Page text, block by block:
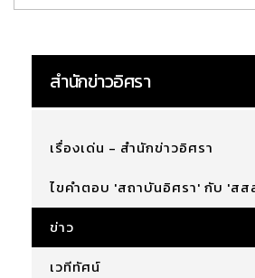
สำนักข่าวอิศรา
เรื่องเด่น - สำนักข่าวอิศรา
ไขคำตอบ 'สถาบันอิศรา' กับ 'สส
ข่าว
เวทีทัศน์